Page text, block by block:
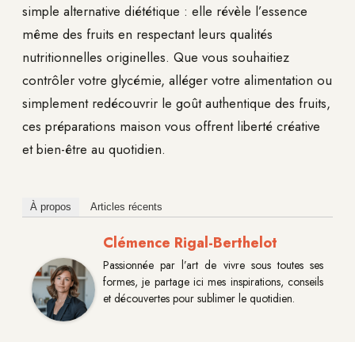
simple alternative diététique : elle révèle l’essence
même des fruits en respectant leurs qualités
nutritionnelles originelles. Que vous souhaitiez
contrôler votre glycémie, alléger votre alimentation ou
simplement redécouvrir le goût authentique des fruits,
ces préparations maison vous offrent liberté créative
et bien-être au quotidien.
À propos Articles récents
Clémence Rigal-Berthelot
Passionnée par l’art de vivre sous toutes ses
formes, je partage ici mes inspirations, conseils
et découvertes pour sublimer le quotidien.